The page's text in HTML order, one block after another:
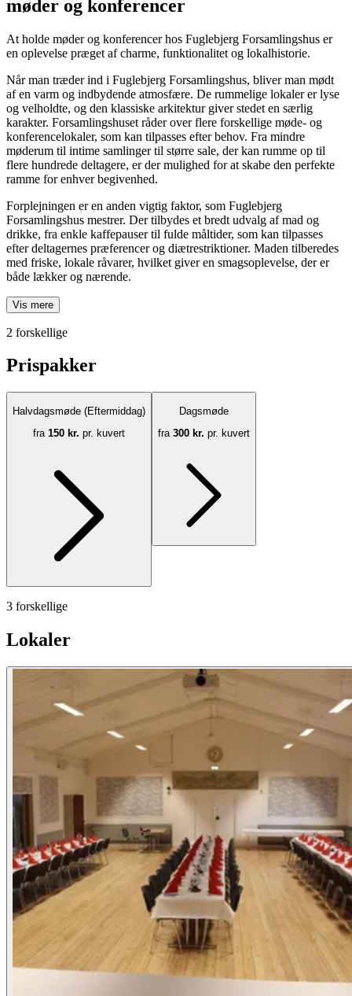
møder og konferencer
At holde møder og konferencer hos Fuglebjerg Forsamlingshus er
en oplevelse præget af charme, funktionalitet og lokalhistorie.
Når man træder ind i Fuglebjerg Forsamlingshus, bliver man mødt
af en varm og indbydende atmosfære. De rummelige lokaler er lyse
og velholdte, og den klassiske arkitektur giver stedet en særlig
karakter. Forsamlingshuset råder over flere forskellige møde- og
konferencelokaler, som kan tilpasses efter behov. Fra mindre
møderum til intime samlinger til større sale, der kan rumme op til
flere hundrede deltagere, er der mulighed for at skabe den perfekte
ramme for enhver begivenhed.
Forplejningen er en anden vigtig faktor, som Fuglebjerg
Forsamlingshus mestrer. Der tilbydes et bredt udvalg af mad og
drikke, fra enkle kaffepauser til fulde måltider, som kan tilpasses
efter deltagernes præferencer og diætrestriktioner. Maden tilberedes
med friske, lokale råvarer, hvilket giver en smagsoplevelse, der er
både lækker og nærende.
Vis mere
2 forskellige
Prispakker
Halvdagsmøde (Eftermiddag)
fra 150 kr. pr. kuvert
Dagsmøde
fra 300 kr. pr. kuvert
3 forskellige
Lokaler